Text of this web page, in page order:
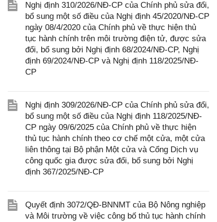
Nghị định 310/2026/NĐ-CP của Chính phủ sửa đổi,
bổ sung một số điều của Nghị định 45/2020/NĐ-CP
ngày 08/4/2020 của Chính phủ về thực hiện thủ
tục hành chính trên môi trường điện tử, được sửa
đổi, bổ sung bởi Nghị định 68/2024/NĐ-CP, Nghị
định 69/2024/NĐ-CP và Nghị định 118/2025/NĐ-
CP
Nghị định 309/2026/NĐ-CP của Chính phủ sửa đổi,
bổ sung một số điều của Nghị định 118/2025/NĐ-
CP ngày 09/6/2025 của Chính phủ về thực hiện
thủ tục hành chính theo cơ chế một cửa, một cửa
liên thông tại Bộ phận Một cửa và Cổng Dịch vụ
công quốc gia được sửa đổi, bổ sung bởi Nghị
định 367/2025/NĐ-CP
Quyết định 3072/QĐ-BNNMT của Bộ Nông nghiệp
và Môi trường về việc công bố thủ tục hành chính